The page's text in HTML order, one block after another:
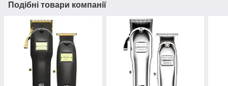
Подібні товари компанії